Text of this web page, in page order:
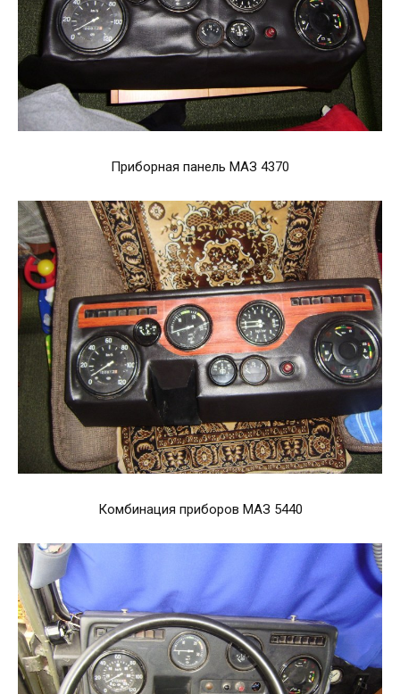
Приборная панель МАЗ 4370
Комбинация приборов МАЗ 5440